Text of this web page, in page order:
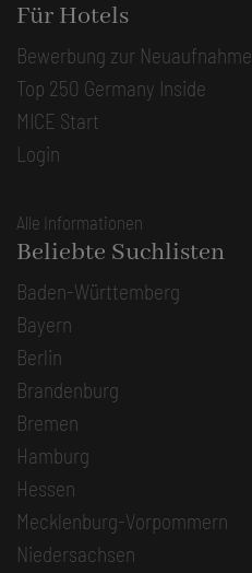
Für Hotels
Bewerbung zur Neuaufnahme
Top 250 Germany Inside
MICE Start
Login
Alle Informationen
Beliebte Suchlisten
Baden-Württemberg
Bayern
Berlin
Brandenburg
Bremen
Hamburg
Hessen
Mecklenburg-Vorpommern
Niedersachsen